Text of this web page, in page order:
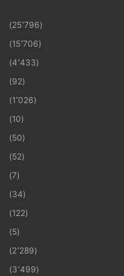
(25٬796)
(15٬706)
(4٬433)
(92)
(1٬026)
(10)
(50)
(52)
(7)
(34)
(122)
(5)
(2٬289)
(3٬499)